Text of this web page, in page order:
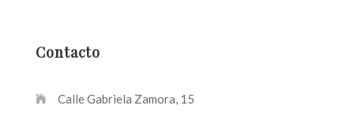
Contacto
Calle Gabriela Zamora, 15